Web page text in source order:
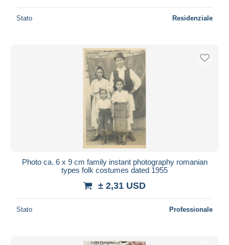
Stato Residenziale
Photo ca. 6 x 9 cm family instant photography romanian
types folk costumes dated 1955
± 2,31 USD
Stato Professionale